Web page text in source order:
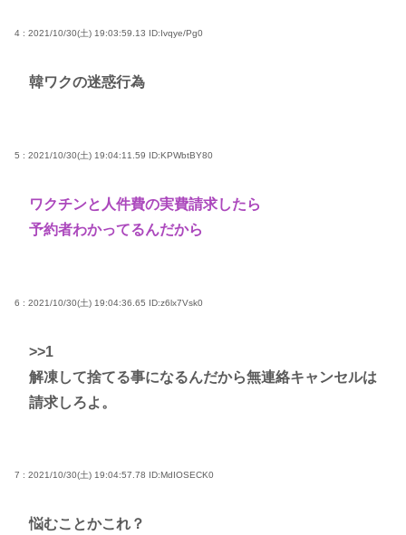
4 : 2021/10/30(土) 19:03:59.13 ID:Ivqye/Pg0
韓ワクの迷惑行為
5 : 2021/10/30(土) 19:04:11.59 ID:KPWbtBY80
ワクチンと人件費の実費請求したら
予約者わかってるんだから
6 : 2021/10/30(土) 19:04:36.65 ID:z6lx7Vsk0
>>1
解凍して捨てる事になるんだから無連絡キャンセルは
請求しろよ。
7 : 2021/10/30(土) 19:04:57.78 ID:MdIOSECK0
悩むことかこれ？